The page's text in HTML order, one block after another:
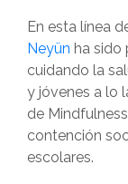
En esta línea
Neyün ha sido
cuidando la
y jóvenes a lo
de
contención
escolares.